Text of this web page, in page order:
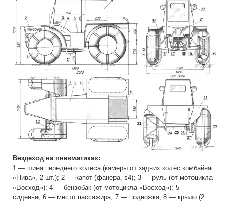
Вездеход на пневматиках:
1 — шина переднего колеса (камеры от задних колёс комбайна
«Нива», 2 шт.); 2 — капот (фанера, s4); 3 — руль (от мотоцикла
«Восход»); 4 — бензобак (от мотоцикла «Восход»); 5 —
сиденье; 6 — место пассажира; 7 — подножка; 8 — крыло (2